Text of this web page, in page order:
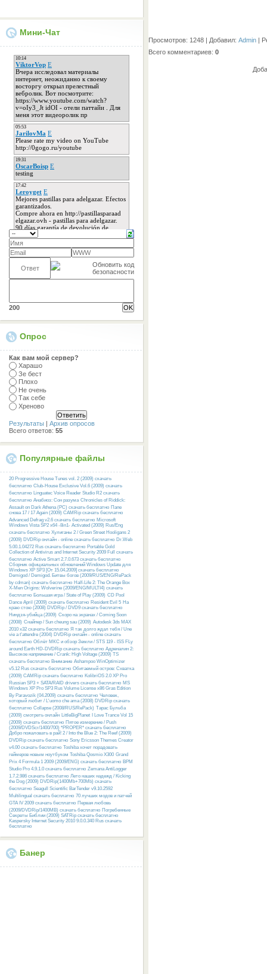
Мини-Чат
200
Опрос
Как вам мой сервер?
Харашо
Зе бест
Плохо
Не очень
Так себе
Хреново
Результаты | Архив опросов
Всего ответов: 55
Популярные файлы
20 Progressive House Tunes vol. 2 (2009) скачать
бесплатно Club-House Exclusive Vol.6 (2009) скачать
бесплатно Linguatec Voice Reader Studio R2 скачать
бесплатно Анабиоз: Сон разума Chronicles of Riddick:
Assault on Dark Athena (PC) скачать бесплатно Папе
снова 17 / 17 Again (2009) CAMRip скачать бесплатно
Advanced Defrag v2.6 скачать бесплатно Microsoft
Windows Vista SP2 x64 -8in1- Activated (2009) Rus/Eng
скачать бесплатно Хулиганы 2 / Green Street Hooligans 2
(2009) DVDRip онлайн - online скачать бесплатно Dr.Web
5.00.1.04272 Rus скачать бесплатно Portable Gold
Collection of Antivirus and Internet Security 2009 Full скачать
бесплатно Active Smart 2.7.0.673 скачать бесплатно
Сборник официальных обновлений Windows Update для
Windows XP SP3 [От 15.04.2009] скачать бесплатно
Demigod / Demigod. Битвы богов (2009/RUS/ENG/RePack
by cdman) скачать бесплатно Half-Life 2: The Orange Box
X-Men Origins: Wolverine (2009/ENG/MULTI4) скачать
бесплатно Большая игра / State of Play (2009) CD Pool
Dance April (2009) скачать бесплатно Resident Evil 5 На
краю стою (2008) DVDRip / DVD9 скачать бесплатно
Ниндзя-убийца (2009) Скоро на экранах / Coming Soon
(2008) Снайпер / Sun cheung sau (2009) Autodesk 3ds MAX
2010 x32 скачать бесплатно Я так долго ждал тебя / Une
vie a t'attendre (2004) DVDRip онлайн - online скачать
бесплатно Облёт МКС и обзор Земли / STS 119 - ISS FLy
around Earth HD-DVDRip скачать бесплатно Адреналин 2:
Высокое напряжение / Crank: High Voltage (2009) TS
скачать бесплатно Внимание Ashampoo WinOptimizer
v5.12 Rus скачать бесплатно Обитаемый остров: Схватка
(2009) CAMRip скачать бесплатно KolibriOS 2.0 XP Pro
Russian SP3 + SATA/RAID drivers скачать бесплатно MS
Windows XP Pro SP3 Rus Volume License x86 Gras Edition
By Paravozik (04.2009) скачать бесплатно Человек,
который любит / L'uomo che ama (2008) DVDRip скачать
бесплатно Collapse (2008/RUS/RePack) Тарас Бульба
(2009) смотреть онлайн LittleBigPlanet I Love Trance Vol 15
(2009) скачать бесплатно Пятое измерение / Push
(2009/DVDScr/1400/700) *PROPER* скачать бесплатно
Добро пожаловать в рай! 2 / Into the Blue 2: The Reef (2009)
DVDRip скачать бесплатно Sony Ericsson Themes Creator
v4.00 скачать бесплатно Toshiba хочет порадовать
геймеров новым ноутбуком Toshiba Qosmio X300 Grand
Prix 4 Formula 1 2009 (2009/ENG) скачать бесплатно BPM
Studio Pro 4.9.1.0 скачать бесплатно Zemana AntiLogger
1.7.2.986 скачать бесплатно Лето наших надежд / Kicking
the Dog (2009) DVDRip(1400Mb+700Mb) скачать
бесплатно Seagull Scientific BarTender v9.10.2592
Multilingual скачать бесплатно 70 лучших модов и патчей
GTA IV 2009 скачать бесплатно Первая любовь
(2009/DVDRip/1400MB) скачать бесплатно Погребенные
Секреты Библии (2009) SATRip скачать бесплатно
Kaspersky Internet Security 2010 9.0.0.340 Rus скачать
бесплатно
Банер
Просмотров: 1248 | Добавил: Admin |
Всего комментариев: 0